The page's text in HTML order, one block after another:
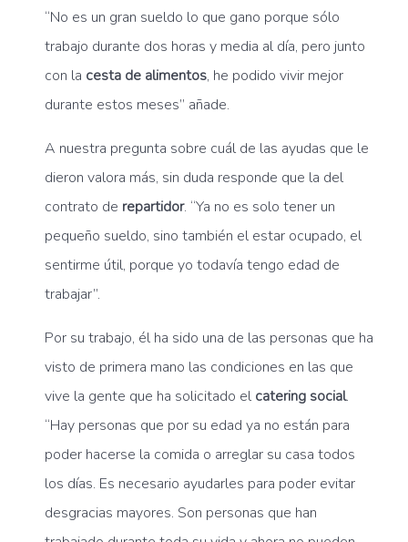
“No es un gran sueldo lo que gano porque sólo
trabajo durante dos horas y media al día, pero junto
con la cesta de alimentos, he podido vivir mejor
durante estos meses” añade.
A nuestra pregunta sobre cuál de las ayudas que le
dieron valora más, sin duda responde que la del
contrato de repartidor. “Ya no es solo tener un
pequeño sueldo, sino también el estar ocupado, el
sentirme útil, porque yo todavía tengo edad de
trabajar”.
Por su trabajo, él ha sido una de las personas que ha
visto de primera mano las condiciones en las que
vive la gente que ha solicitado el catering social.
“Hay personas que por su edad ya no están para
poder hacerse la comida o arreglar su casa todos
los días. Es necesario ayudarles para poder evitar
desgracias mayores. Son personas que han